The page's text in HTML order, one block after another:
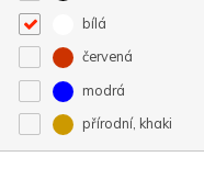
bílá
červená
modrá
přírodní, khaki